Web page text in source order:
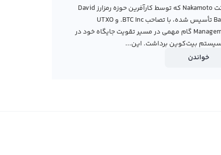
شرکت Nakamoto که توسط کارآفرین حوزه رمزارز David
Bailey تأسیس شده، با تصاحب BTC Inc. و UTXO
Management گام مهمی در مسیر تقویت جایگاه خود در
بیت‌کوین برداشت. این...
خواندن